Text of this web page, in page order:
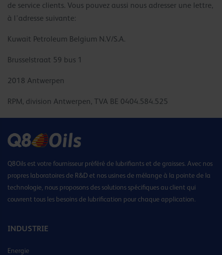
de service clients. Vous pouvez aussi nous adresser une lettre,
à l’adresse suivante:
Kuwait Petroleum Belgium N.V/S.A.
Brusselstraat 59 bus 1
2018 Antwerpen
RPM, division Antwerpen, TVA BE 0404.584.525
Q8Oils est votre fournisseur préféré de lubrifiants et de graisses. Avec nos
propres laboratoires de R&D et nos usines de mélange à la pointe de la
technologie, nous proposons des solutions spécifiques au client qui
couvrent tous les besoins de lubrification pour chaque application.
INDUSTRIE
Energie